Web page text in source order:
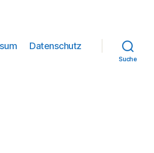
Datenschutz
Suche